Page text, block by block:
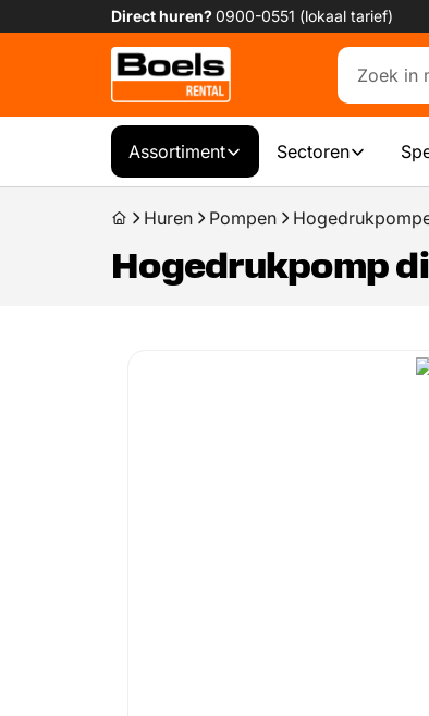
Direct huren?0900-0551 (lokaal tarief)
Assortiment Sectoren
Huren Pompen
Hogedrukpomp